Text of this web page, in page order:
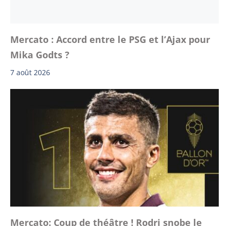
Mercato : Accord entre le PSG et l’Ajax pour
Mika Godts ?
7 août 2026
Mercato: Coup de théâtre ! Rodri snobe le